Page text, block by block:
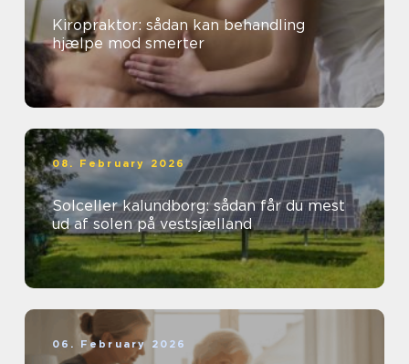
Kiropraktor: sådan kan behandling
hjælpe mod smerter
08. February 2026
Solceller kalundborg: sådan får du mest
ud af solen på vestsjælland
06. February 2026